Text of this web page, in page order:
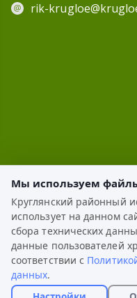
rik-
РАЗРАБОТКА:
Мы используем
Круглянский районный
использует на данном
сбора технических
данные пользователей
соответствии с
данных.